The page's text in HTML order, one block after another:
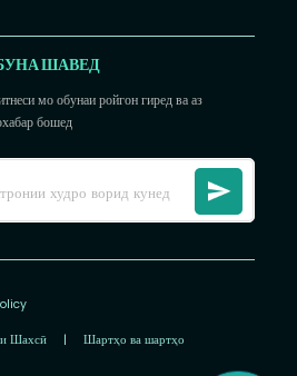
ШАВЕД
мо обунаи ройгон гиред ва аз
бошед
Шахсӣ | Шартҳо ва шартҳо